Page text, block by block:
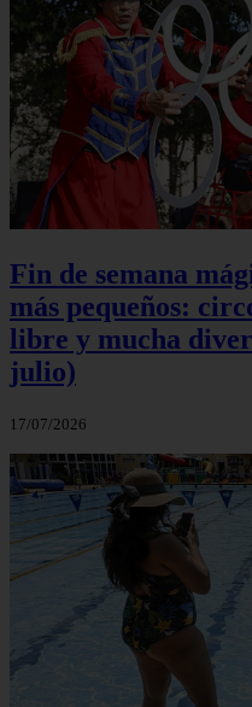
Fin de semana
más pequeños:
libre y mucha
julio)
17/07/2026